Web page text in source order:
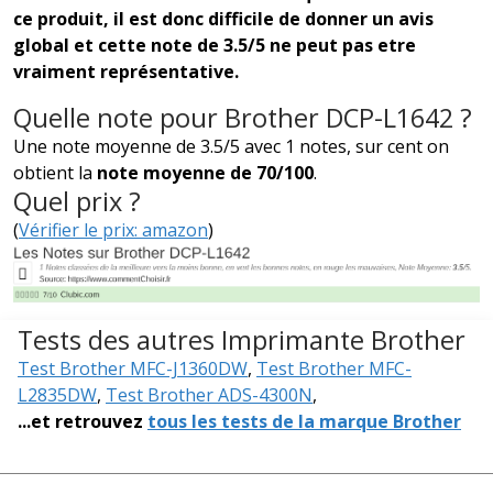
ce produit, il est donc difficile de donner un avis
global et cette note de 3.5/5 ne peut pas etre
vraiment représentative.
Quelle note pour Brother DCP-L1642 ?
Une note moyenne de 3.5/5 avec 1 notes, sur cent on
obtient la note moyenne de 70/100.
Quel prix ?
(Vérifier le prix: amazon)
Tests des autres Imprimante Brother
Test Brother MFC-J1360DW, Test Brother MFC-
L2835DW, Test Brother ADS-4300N,
...et retrouvez tous les tests de la marque Brother